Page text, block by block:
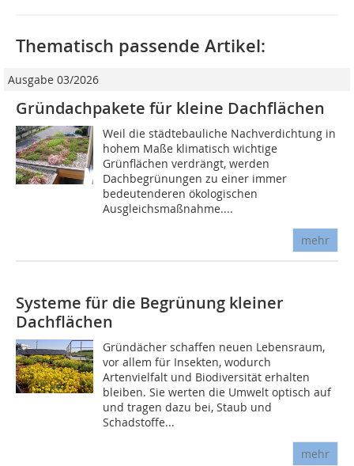
Thematisch passende Artikel:
Ausgabe 03/2026
Gründachpakete für kleine Dachflächen
Weil die städtebauliche Nachverdichtung in
hohem Maße klimatisch wichtige
Grünflächen verdrängt, werden
Dachbegrünungen zu einer immer
bedeutenderen ökologischen
Ausgleichsmaßnahme....
mehr
Systeme für die Begrünung kleiner
Dachflächen
Gründächer schaffen neuen Lebensraum,
vor allem für Insekten, wodurch
Artenvielfalt und Biodiversität erhalten
bleiben. Sie werten die Umwelt optisch auf
und tragen dazu bei, Staub und
Schadstoffe...
mehr